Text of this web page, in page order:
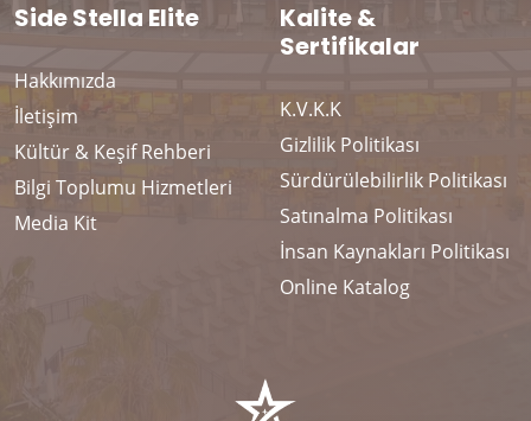
Side Stella Elite
Hakkımızda
İletişim
Kültür & Keşif Rehberi
Bilgi Toplumu Hizmetleri
Media Kit
Kalite &
Sertifikalar
K.V.K.K
Gizlilik Politikası
Sürdürülebilirlik Politikası
Satınalma Politikası
İnsan Kaynakları Politikası
Online Katalog